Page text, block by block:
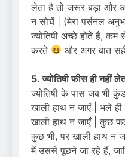
लेता है तो जरूर बड़ा और
न सोचें | (मेरा पर्सनल
ज्योतिषी अच्छे होते हैं,
करते
और अगर बात
5. ज्योतिषी फीस ही नहीं
ज्योतिषी के पास जब भी
खाली हाथ न जाएँ | भले ही
खाली हाथ न जाएँ | कुछ
कुछ भी, पर खाली हाथ न
में उससे पूछने जा रहे हैं,